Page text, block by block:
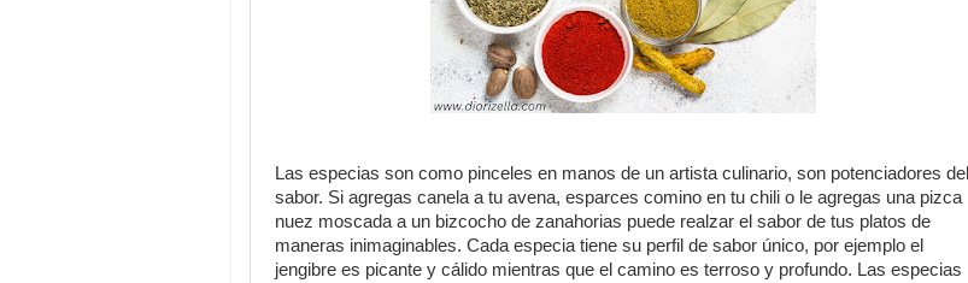
Las especias son como pinceles en manos de un artista culinario, son potenciadores del
sabor. Si agregas canela a tu avena, esparces comino en tu chili o le agregas una pizca
nuez moscada a un bizcocho de zanahorias puede realzar el sabor de tus platos de
maneras inimaginables. Cada especia tiene su perfil de sabor único, por ejemplo el
jengibre es picante y cálido mientras que el camino es terroso y profundo. Las especias